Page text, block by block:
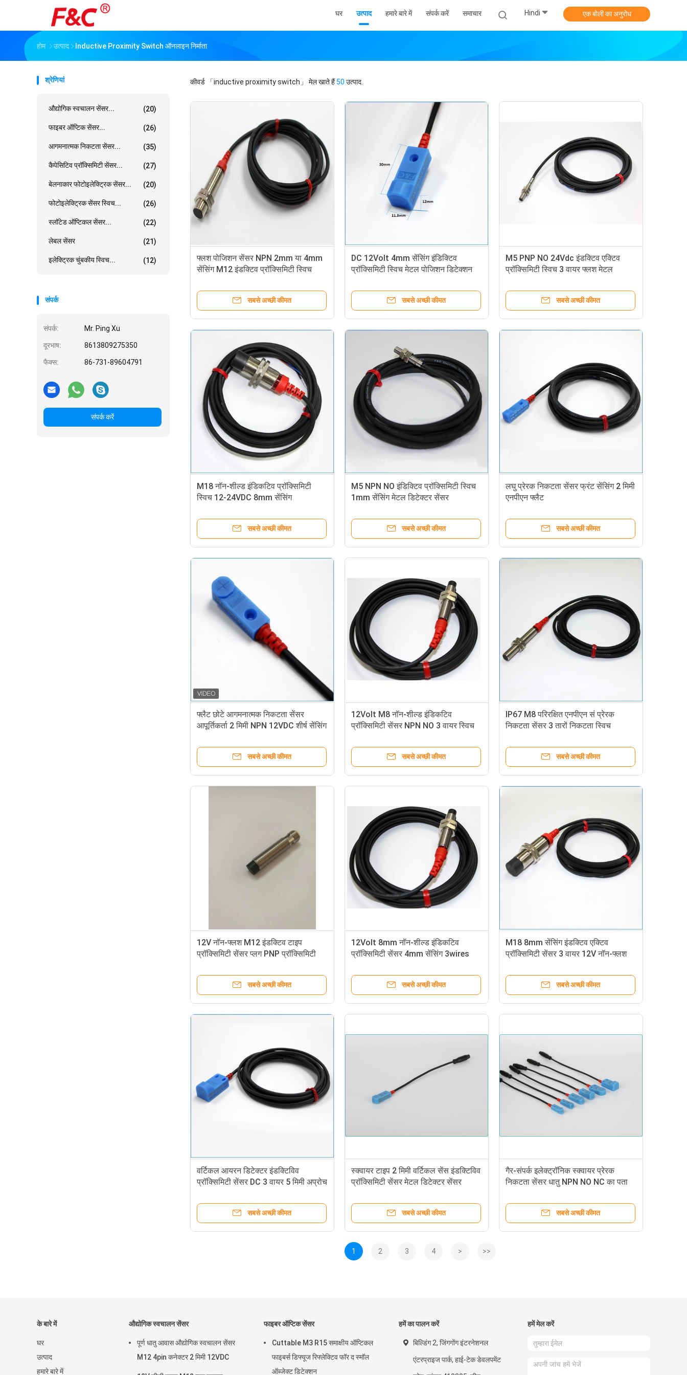
घर उत्पाद हमारे बारे में संपर्क करें समाचार Hindi एक बोली का अनुरोध
होम उत्पाद Inductive Proximity Switch ऑनलाइन निर्माता
श्रेणियां
औद्योगिक स्वचालन सेंसर... (20)
फाइबर ऑप्टिक सेंसर... (26)
आगमनात्मक निकटता सेंसर... (35)
कैपेसिटिव प्रॉक्सिमिटी सेंसर... (27)
बेलनाकार फोटोइलेक्ट्रिक सेंसर... (20)
फोटोइलेक्ट्रिक सेंसर स्विच... (26)
स्लॉटेड ऑप्टिकल सेंसर... (22)
लेबल सेंसर (21)
इलेक्ट्रिक चुंबकीय स्विच... (12)
संपर्क
संपर्क: Mr. Ping Xu
दूरभाष: 8613809275350
फैक्स: 86-731-89604791
संपर्क करें
कीवर्ड 「inductive proximity switch」 मेल खाते हैं50 उत्पाद.
फ्लश पोजिशन सेंसर NPN 2mm या 4mm
सेंसिंग M12 इंडक्टिव प्रॉक्सिमिटी स्विच
सबसे अच्छी कीमत
DC 12Volt 4mm सेंसिंग इंडिक्टिव
प्रॉक्सिमिटी स्विच मेटल पोजिशन डिटेक्शन
सबसे अच्छी कीमत
M5 PNP NO 24Vdc इंडक्टिव एक्टिव
प्रॉक्सिमिटी स्विच 3 वायर फ्लश मेटल
सबसे अच्छी कीमत
M18 नॉन-शील्ड इंडिकटिव प्रॉक्सिमिटी
स्विच 12-24VDC 8mm सेंसिंग
सबसे अच्छी कीमत
M5 NPN NO इंडिक्टिव प्रॉक्सिमिटी स्विच
1mm सेंसिंग मेटल डिटेक्टर सेंसर
सबसे अच्छी कीमत
लघु प्रेरक निकटता सेंसर फ्रंट सेंसिंग 2 मिमी
एनपीएन फ्लैट
सबसे अच्छी कीमत
फ्लैट छोटे आगमनात्मक निकटता सेंसर
आपूर्तिकर्ता 2 मिमी NPN 12VDC शीर्ष सेंसिंग
सबसे अच्छी कीमत
12Volt M8 नॉन-शील्ड इंडिकटिव
प्रॉक्सिमिटी सेंसर NPN NO 3 वायर स्विच
सबसे अच्छी कीमत
IP67 M8 परिरक्षित एनपीएन सं प्रेरक
निकटता सेंसर 3 तारों निकटता स्विच
सबसे अच्छी कीमत
12V नॉन-फ्लश M12 इंडक्टिव टाइप
प्रॉक्सिमिटी सेंसर प्लग PNP प्रॉक्सिमिटी
सबसे अच्छी कीमत
12Volt 8mm नॉन-शील्ड इंडिकटिव
प्रॉक्सिमिटी सेंसर 4mm सेंसिंग 3wires
सबसे अच्छी कीमत
M18 8mm सेंसिंग इंडक्टिव एक्टिव
प्रॉक्सिमिटी सेंसर 3 वायर 12V नॉन-फ्लश
सबसे अच्छी कीमत
वर्टिकल आयरन डिटेक्टर इंडक्टिविव
प्रॉक्सिमिटी सेंसर DC 3 वायर 5 मिमी अप्रोच
सबसे अच्छी कीमत
स्क्वायर टाइप 2 मिमी वर्टिकल सेंस इंडक्टिविव
प्रॉक्सिमिटी सेंसर मेटल डिटेक्टर सेंसर
सबसे अच्छी कीमत
गैर-संपर्क इलेक्ट्रॉनिक स्क्वायर प्रेरक
निकटता सेंसर धातु NPN NO NC का पता
सबसे अच्छी कीमत
1 2 3 4 > >>
के बारे में
घर
उत्पाद
हमारे बारे में
औद्योगिक स्वचालन सेंसर
पूर्ण धातु आवास औद्योगिक स्वचालन सेंसर
M12 4pin कनेक्टर 2 मिमी 12VDC
फाइबर ऑप्टिक सेंसर
Cuttable M3 R15 समाक्षीय ऑप्टिकल
फाइबर्स डिफ्यूज रिफ्लेक्टिव फॉर द स्मॉल
ऑब्जेक्ट डिटेक्शन
हमें का पालन करें
बिल्डिंग 2, जिंगगोंग इंटरनेशनल
एंटरप्राइज पार्क, हाई-टेक डेवलपमेंट
हमें मेल करें